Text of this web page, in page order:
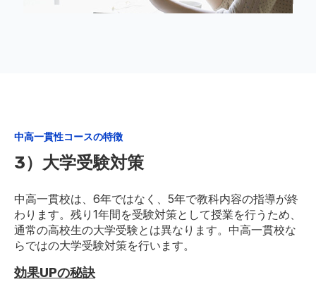
中高一貫性コースの特徴
3）大学受験対策
中高一貫校は、6年ではなく、5年で教科内容の指導が終
わります。残り1年間を受験対策として授業を行うため、
通常の高校生の大学受験とは異なります。中高一貫校な
らではの大学受験対策を行います。
効果UPの秘訣